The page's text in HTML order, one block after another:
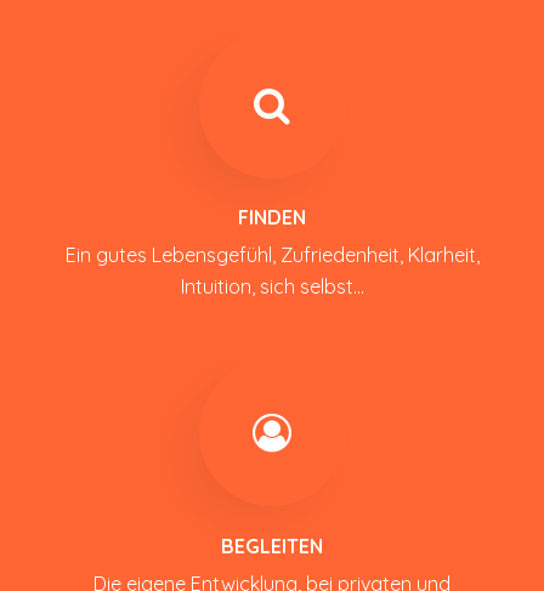
FINDEN
Ein gutes Lebensgefühl, Zufriedenheit, Klarheit,
Intuition, sich selbst...
BEGLEITEN
Die eigene Entwicklung, bei privaten und